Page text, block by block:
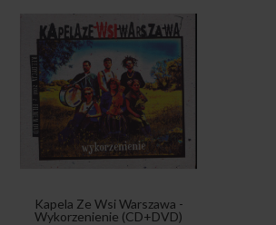
Kapela Ze Wsi Warszawa -
Wykorzenienie (CD+DVD)